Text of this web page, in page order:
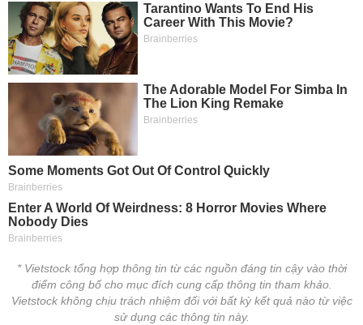
* Vietstock tổng hợp thông tin từ các nguồn đáng tin cậy vào thời
điểm công bố cho mục đích cung cấp thông tin tham khảo.
Vietstock không chịu trách nhiệm đối với bất kỳ kết quả nào từ việc
sử dụng các thông tin này.